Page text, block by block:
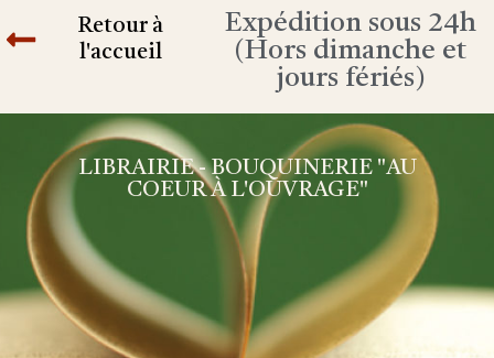
Retour à
l'accueil
Expédition sous 24h
(Hors dimanche et
jours fériés)
LIBRAIRIE - BOUQUINERIE "AU
COEUR À L'OUVRAGE"